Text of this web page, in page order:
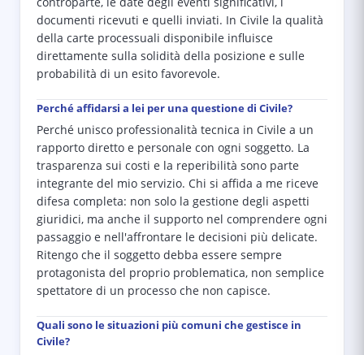
documenti ricevuti e quelli inviati. In Civile la qualità
della carte processuali disponibile influisce
direttamente sulla solidità della posizione e sulle
probabilità di un esito favorevole.
Perché affidarsi a lei per una questione di Civile?
Perché unisco professionalità tecnica in Civile a un
rapporto diretto e personale con ogni soggetto. La
trasparenza sui costi e la reperibilità sono parte
integrante del mio servizio. Chi si affida a me riceve
difesa completa: non solo la gestione degli aspetti
giuridici, ma anche il supporto nel comprendere ogni
passaggio e nell'affrontare le decisioni più delicate.
Ritengo che il soggetto debba essere sempre
protagonista del proprio problematica, non semplice
spettatore di un processo che non capisce.
Quali sono le situazioni più comuni che gestisce in
Civile?